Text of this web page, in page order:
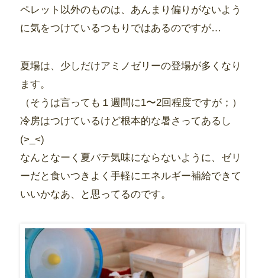
ペレット以外のものは、あんまり偏りがないよう
に気をつけているつもりではあるのですが…
夏場は、少しだけアミノゼリーの登場が多くなり
ます。
（そうは言っても１週間に1〜2回程度ですが；）
冷房はつけているけど根本的な暑さってあるし
(>_<)
なんとなーく夏バテ気味にならないように、ゼリ
ーだと食いつきよく手軽にエネルギー補給できて
いいかなあ、と思ってるのです。